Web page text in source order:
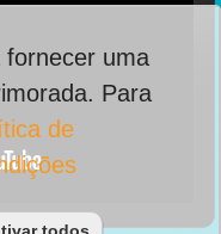
fornecer uma
Para
de